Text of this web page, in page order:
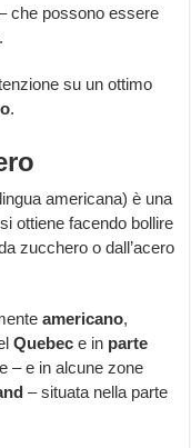
che possono essere
.
su un ottimo
.
americana) è una
ottiene facendo bollire
zucchero o dall’acero
americano,
Quebec e in parte
– e in alcune zone
– situata nella parte